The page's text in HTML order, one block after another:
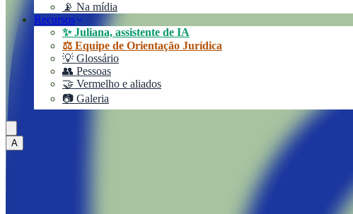
📡 Na mídia
Recursos
✨ Juliana, assistente de IA
⚖️ Equipe de Orientação Jurídica
💡 Glossário
👥 Pessoas
🤝 Vermelho e aliados
📷 Galeria
A